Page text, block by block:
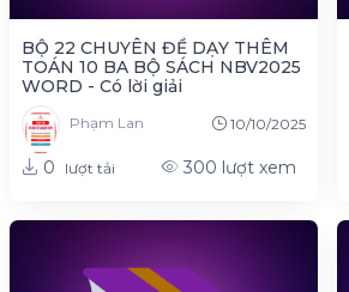
BỘ 22 CHUYÊN ĐỀ DẠY THÊM
TOÁN 10 BA BỘ SÁCH NBV2025
WORD - Có lời giải
Phạm Lan 10/10/2025
0 lượt tải 300 lượt xem